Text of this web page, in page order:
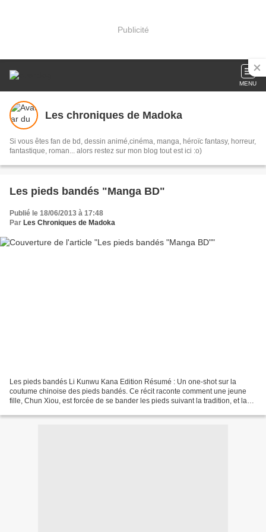
Publicité
MENU
Les chroniques de Madoka
Si vous êtes fan de bd, dessin animé,cinéma, manga, héroïc fantasy, horreur,
fantastique, roman... alors restez sur mon blog tout est ici :o)
Les pieds bandés "Manga BD"
Publié le 18/06/2013 à 17:48
Par Les Chroniques de Madoka
Les pieds bandés Li Kunwu Kana Edition Résumé : Un one-shot sur la
coutume chinoise des pieds bandés. Ce récit raconte comment une jeune
fille, Chun Xiou, est forcée de se bander les pieds suivant la tradition, et la